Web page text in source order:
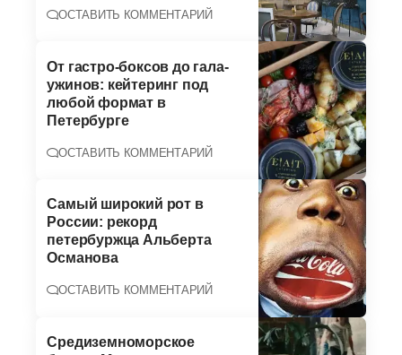
ОСТАВИТЬ КОММЕНТАРИЙ
От гастро-боксов до гала-
ужинов: кейтеринг под
любой формат в
Петербурге
ОСТАВИТЬ КОММЕНТАРИЙ
Самый широкий рот в
России: рекорд
петербуржца Альберта
Османова
ОСТАВИТЬ КОММЕНТАРИЙ
Средиземноморское